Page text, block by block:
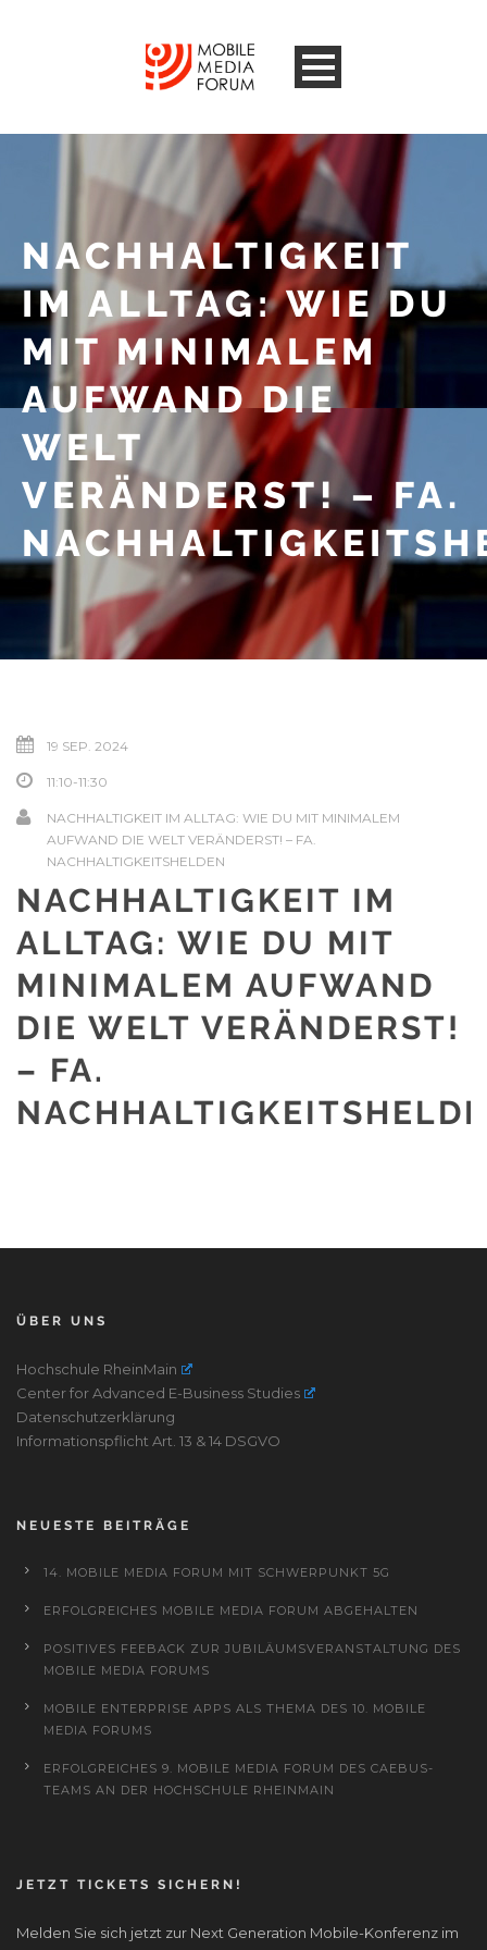
NACHHALTIGKEIT
IM ALLTAG: WIE DU
MIT MINIMALEM
AUFWAND DIE
WELT
VERÄNDERST! – FA.
19 SEP. 2024
11:10-11:30
NACHHALTIGKEIT IM ALLTAG: WIE DU MIT MINIMALEM
AUFWAND DIE WELT VERÄNDERST! – FA.
NACHHALTIGKEITSHELDEN
NACHHALTIGKEIT IM
ALLTAG: WIE DU MIT
MINIMALEM AUFWAND
DIE WELT VERÄNDERST!
– FA.
ÜBER UNS
Hochschule RheinMain
Center for Advanced E-Business Studies
Datenschutzerklärung
Informationspflicht Art. 13 & 14 DSGVO
NEUESTE BEITRÄGE
14. MOBILE MEDIA FORUM MIT SCHWERPUNKT 5G
ERFOLGREICHES MOBILE MEDIA FORUM ABGEHALTEN
POSITIVES FEEBACK ZUR JUBILÄUMSVERANSTALTUNG DES
MOBILE MEDIA FORUMS
MOBILE ENTERPRISE APPS ALS THEMA DES 10. MOBILE
MEDIA FORUMS
ERFOLGREICHES 9. MOBILE MEDIA FORUM DES CAEBUS-
TEAMS AN DER HOCHSCHULE RHEINMAIN
JETZT TICKETS SICHERN!
Melden Sie sich jetzt zur Next Generation Mobile-Konferenz im